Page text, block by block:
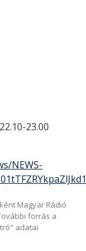
23.00
NEWS-
Magyar Rádió
forrás a
adatai